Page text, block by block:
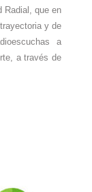
Radial, que en
y de
a
a través de